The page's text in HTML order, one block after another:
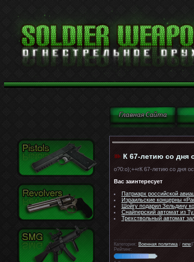
К 67-летию со дня
o?0:o);++rК 67-летию со дня
Вас заинтересует
Патриарх российской
Израильские концерны
Шойгу подарил Зельдину
Снайперский автомат из
Трехствольный автомат
Категория: Военная политика / new
Рейтинг: